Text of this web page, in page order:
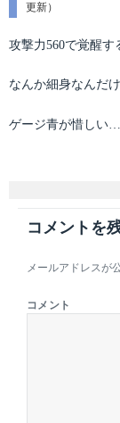
テ
リ
更新）
攻撃力560で覚醒す
なんか細身なんだ
ゲージ青が惜しい
コメントを
メールアドレスが
コメント